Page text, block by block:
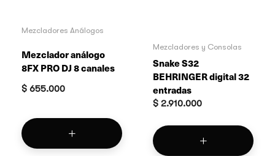
Mezcladores Análogos
Mezclador análogo
8FX PRO DJ 8 canales
$ 655.000
Mezcladores y Consolas
Snake S32
BEHRINGER digital 32
entradas
$ 2.910.000